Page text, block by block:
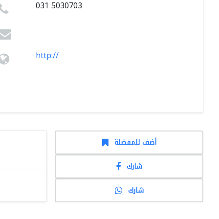
031 5030703
http://
أضف للمفضلة
شارك
شارك